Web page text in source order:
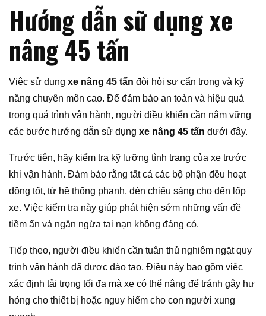
Hướng dẫn sữ dụng xe
nâng 45 tấn
Việc sử dụng xe nâng 45 tấn đòi hỏi sự cẩn trọng và kỹ
năng chuyên môn cao. Để đảm bảo an toàn và hiệu quả
trong quá trình vận hành, người điều khiển cần nắm vững
các bước hướng dẫn sử dụng xe nâng 45 tấn dưới đây.
Trước tiên, hãy kiểm tra kỹ lưỡng tình trạng của xe trước
khi vận hành. Đảm bảo rằng tất cả các bộ phận đều hoạt
động tốt, từ hệ thống phanh, đèn chiếu sáng cho đến lốp
xe. Việc kiểm tra này giúp phát hiện sớm những vấn đề
tiềm ẩn và ngăn ngừa tai nạn không đáng có.
Tiếp theo, người điều khiển cần tuân thủ nghiêm ngặt quy
trình vận hành đã được đào tạo. Điều này bao gồm việc
xác định tải trọng tối đa mà xe có thể nâng để tránh gây hư
hỏng cho thiết bị hoặc nguy hiểm cho con người xung